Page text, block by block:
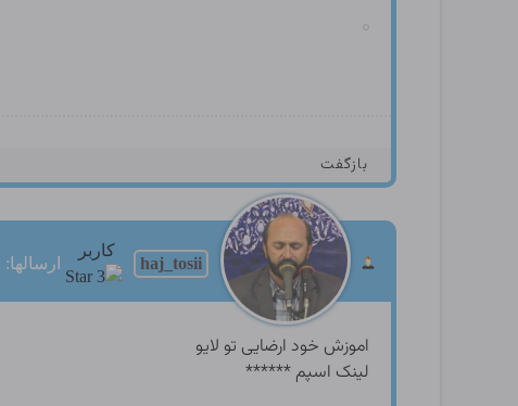
بازگفت
haj_tosii
کاربر
ارسالها: 3592
اموزش خود ارضایی تو لایو
لینک اسپم ******